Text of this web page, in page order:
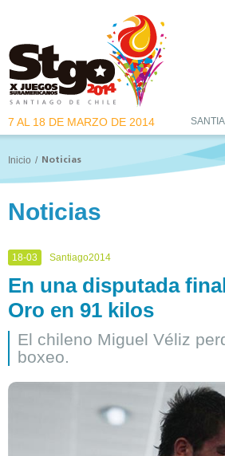
7 AL 18 DE MARZO DE 2014
Inicio / Noticias
Noticias
18-03 Santiago2014
En una disputada
Oro en 91 kilos
El chileno Miguel Véliz
boxeo.